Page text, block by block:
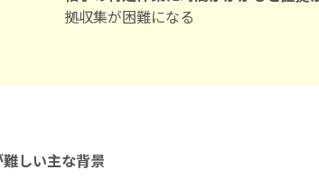
拠収集が困難になる
しい主な背景